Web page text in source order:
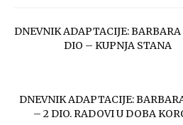
DNEVNIK ADAPTACIJE: BARBARA
DIO – KUPNJA STANA
DNEVNIK ADAPTACIJE:
– 2 DIO. RADOVI U DOBA